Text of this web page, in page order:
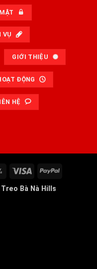
VỤ
GIỚI THIỆU
ĐỘNG
HỆ
Bank
Visa PayPal
Bà Nà Hills